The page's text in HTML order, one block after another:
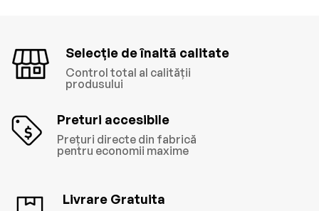
Selecție de înaltă calitate
Control total al calității
produsului
Preturi accesibile
Prețuri directe din fabrică
pentru economii maxime
Livrare Gratuita